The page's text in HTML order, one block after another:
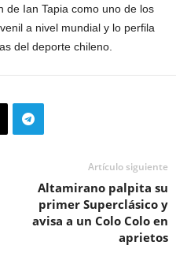
de Ian Tapia como uno de los
a nivel mundial y lo perfila
del deporte chileno.
Artículo siguiente
Altamirano palpita su
primer Superclásico y
avisa a un Colo Colo en
aprietos